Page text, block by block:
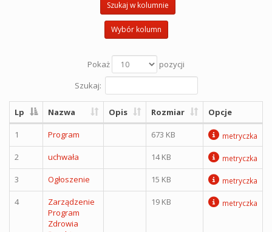
Szukaj w kolumnie
Wybór kolumn
Pokaż
pozycji
Szukaj:
Lp Nazwa Opis Rozmiar Opcje
1 Program 673 KB metryczka
2 uchwała 14 KB metryczka
3 Ogłoszenie 15 KB metryczka
4
Zarządzenie
Program
Zdrowia
19 KB metryczka